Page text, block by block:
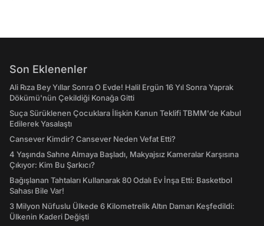
Son Eklenenler
Ali Rıza Bey Yıllar Sonra O Evde! Halil Ergün 16 Yıl Sonra Yaprak
Dökümü'nün Çekildiği Konağa Gitti
Suça Sürüklenen Çocuklara İlişkin Kanun Teklifi TBMM'de Kabul
Edilerek Yasalaştı
Cansever Kimdir? Cansever Neden Vefat Etti?
4 Yaşında Sahne Almaya Başladı, Makyajsız Kameralar Karşısına
Çıkıyor: Kim Bu Şarkıcı?
Bağışlanan Tahtaları Kullanarak 80 Odalı Ev İnşa Etti: Basketbol
Sahası Bile Var!
3 Milyon Nüfuslu Ülkede 6 Kilometrelik Altın Damarı Keşfedildi:
Ülkenin Kaderi Değişti